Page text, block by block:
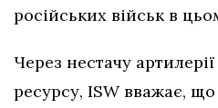
російських військ в
Через нестачу
ресурсу, ISW вважає,